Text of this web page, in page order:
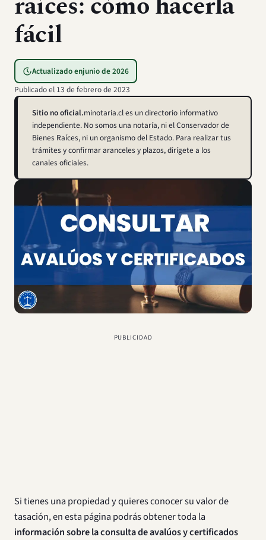
fácil
Actualizado enjunio de 2026
Publicado el 13 de febrero de 2023
Sitio no oficial.minotaria.cl es un directorio informativo
independiente. No somos una notaría, ni el Conservador de
Bienes Raíces, ni un organismo del Estado. Para realizar tus
trámites y confirmar aranceles y plazos, dirígete a los
canales oficiales.
PUBLICIDAD
Si tienes una propiedad y quieres conocer su valor de
tasación, en esta página podrás obtener toda la
información sobre la consulta de avalúos y certificados